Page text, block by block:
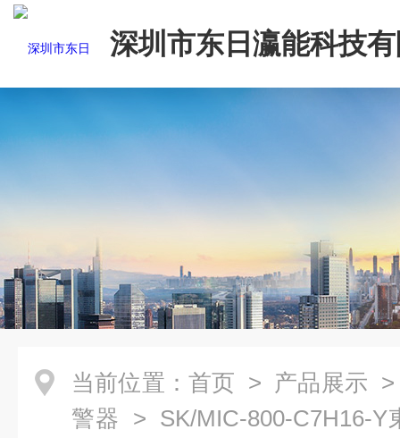
深圳市东日瀛能科技
当前位置： 首页 > 产品展示
警器 > SK/MIC-800-C7H16-Y